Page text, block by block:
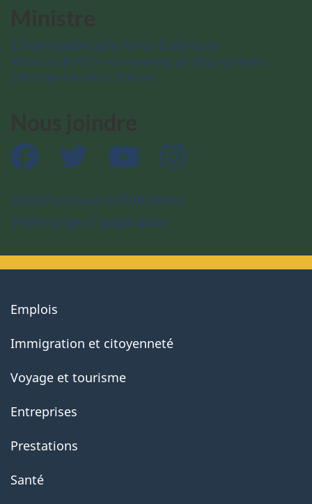
L’honorable Julie Aviva Dabrusin
Ministre de l’Environnement, du Changement
climatique et de la Nature
Facebook Twitter YouTube
Abonnez-vous à l’infolettre
Téléchargez l’application
About
government
Emplois
Immigration et citoyenneté
Voyage et tourisme
Entreprises
Prestations
Santé